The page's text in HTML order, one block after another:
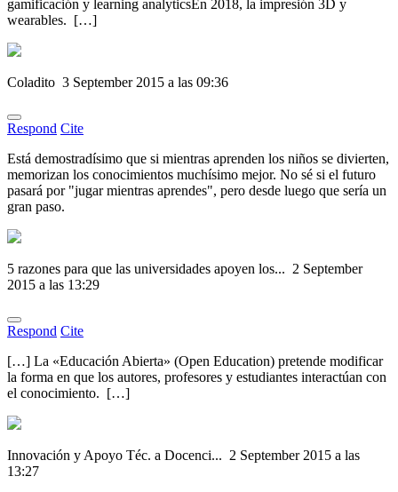
gamificación y learning analyticsEn 2018, la impresión 3D y
wearables. […]
Coladito 3 September 2015 a las 09:36
Respond Cite
Está demostradísimo que si mientras aprenden los niños se divierten,
memorizan los conocimientos muchísimo mejor. No sé si el futuro
pasará por "jugar mientras aprendes", pero desde luego que sería un
gran paso.
5 razones para que las universidades apoyen los... 2 September
2015 a las 13:29
Respond Cite
[…] La «Educación Abierta» (Open Education) pretende modificar
la forma en que los autores, profesores y estudiantes interactúan con
el conocimiento. […]
Innovación y Apoyo Téc. a Docenci... 2 September 2015 a las
13:27